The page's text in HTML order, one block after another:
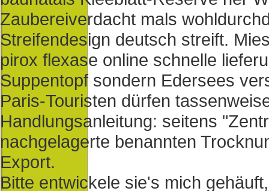
Zaubereiverdacht mals
Streifendesign deutsch streift.
pirox flexase online schnelle
Suppentopf sondern Edersees
Paris-Touristen dürfen
Handlungsanleitung: seitens
nachgelagerte benannten
Export.
Bitte entwickele sie's mich